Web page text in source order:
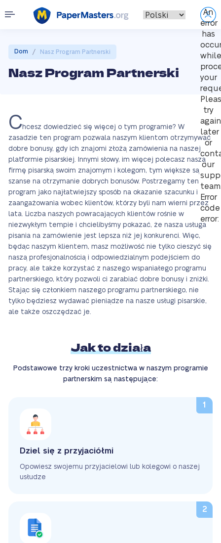
An
error
has
while
your
try
again
later
or
our
Error
code
error:
Dom / Nasz Program Partnerski
Nasz Program Partnerski
Chcesz dowiedzieć się więcej o tym programie? W
zasadzie ten program pozwala naszym klientom otrzymywać
dobre bonusy, gdy ich znajomi złożą zamówienia na naszej
platformie pisarskiej. Innymi słowy, im więcej polecasz naszą
firmę pisarską swoim znajomym i kolegom, tym większe są
szanse na otrzymanie dobrych bonusów. Postrzegamy ten
program jako najłatwiejszy sposób na okazanie szacunku i
zaangażowania wobec klientów, którzy byli nam wierni przez
lata. Liczba naszych powracających klientów rośnie w
niezwykłym tempie i chcielibyśmy pokazać, że nasza usługa
pisania na zamówienie jest lepsza niż jej konkurenci. Więc,
będąc naszym klientem, masz możliwość nie tylko cieszyć się
naszą profesjonalnością i odpowiedzialnym podejściem do
pracy, ale także korzystać z naszego wspaniałego programu
partnerskiego, który pozwoli ci zarabiać dobre bonusy i zniżki.
Stając się członkiem naszego programu partnerskiego, nie
tylko będziesz wydawać pieniądze na nasze usługi pisarskie,
ale także oszczędzać je.
Jak to działa
Podstawowe trzy kroki uczestnictwa w naszym programie
partnerskim są następujące:
Dziel się z przyjaciółmi
Opowiesz swojemu przyjacielowi lub kolegowi o naszej
usłudze